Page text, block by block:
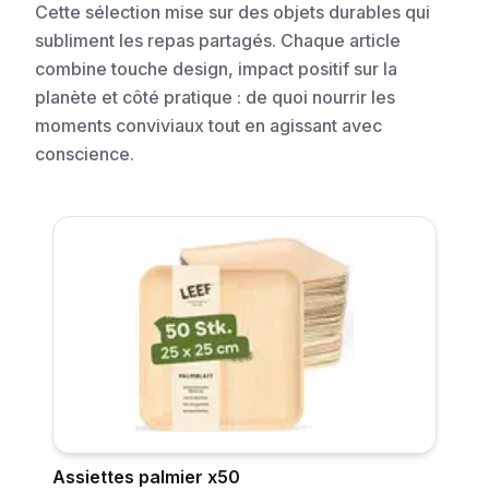
Cette sélection mise sur des objets durables qui
subliment les repas partagés. Chaque article
combine touche design, impact positif sur la
planète et côté pratique : de quoi nourrir les
moments conviviaux tout en agissant avec
conscience.
Assiettes palmier x50